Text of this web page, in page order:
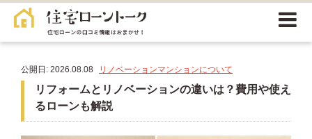
公開日: 2026.08.08 リノベーションマンションについて
リフォームとリノベーションの違いは？費用や使え
るローンも解説